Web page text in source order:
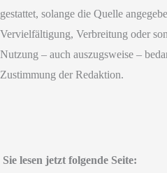
gestattet, solange die Quelle
Vervielfältigung, Verbreitung oder
Nutzung – auch auszugsweise –
Zustimmung der Redaktion.
Sie lesen jetzt folgende Seite: